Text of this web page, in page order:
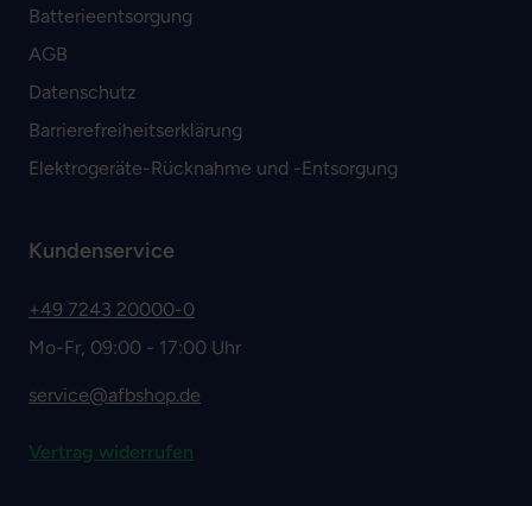
Batterieentsorgung
AGB
Datenschutz
Barrierefreiheitserklärung
Elektrogeräte-Rücknahme und -Entsorgung
Kundenservice
+49 7243 20000-0
Mo-Fr, 09:00 - 17:00 Uhr
service@afbshop.de
Vertrag widerrufen